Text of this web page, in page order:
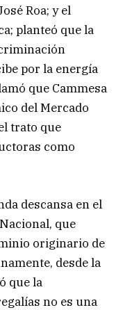
Roa; y el
planteó que la
por la energía
que Cammesa
del Mercado
trato que
como
descansa en el
que
originario de
desde la
que la
no es una